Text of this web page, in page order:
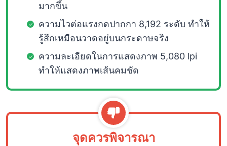
มากขึ้น
ความไวต่อแรงกดปากกา 8,192 ระดับ ทำให้
รู้สึกเหมือนวาดอยู่บนกระดาษจริง
ความละเอียดในการแสดงภาพ 5,080 lpi
ทำให้แสดงภาพเส้นคมชัด
จุดควรพิจารณา